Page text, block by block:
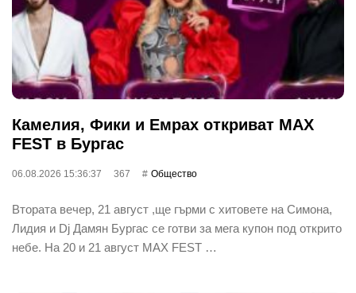
Камелия, Фики и Емрах откриват MAX
FEST в Бургас
06.08.2026 15:36:37 367 Общество
Втората вечер, 21 август ,ще гърми с хитовете на Симона,
Лидия и Dj Дамян Бургас се готви за мега купон под открито
небе. На 20 и 21 август MAX FEST …